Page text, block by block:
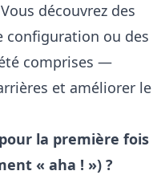
découvrez des
configuration ou des
comprises —
et améliorer le
la première fois
« aha ! ») ?